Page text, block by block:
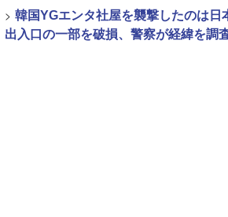
> 韓国YGエンタ社屋を襲撃したのは日
出入口の一部を破損、警察が経緯を調